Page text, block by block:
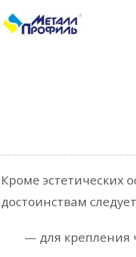
Кроме эстетических
достоинствам
— для крепления